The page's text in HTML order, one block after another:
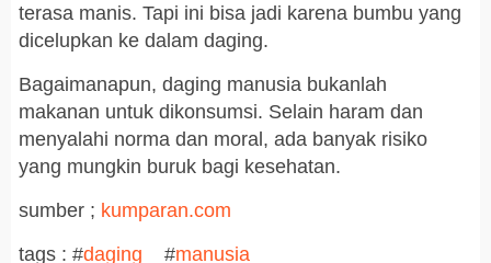
terasa manis. Tapi ini bisa jadi karena bumbu yang
dicelupkan ke dalam daging.
Bagaimanapun, daging manusia bukanlah
makanan untuk dikonsumsi. Selain haram dan
menyalahi norma dan moral, ada banyak risiko
yang mungkin buruk bagi kesehatan.
sumber ; kumparan.com
tags : #daging #manusia